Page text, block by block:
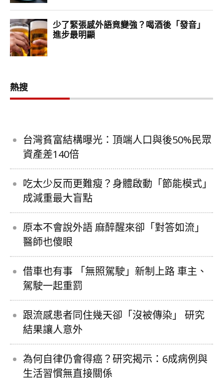
熱搜
台灣貧富結構曝光：頂端人口與後50%民眾
資產差140倍
吃太少反而更難瘦？身體啟動「節能模式」
成減重最大盲點
原本不會說外語 麻醉醒來卻「對答如流」
醫師也傻眼
借車也有事 「無照駕駛」新制上路 車主、
駕駛一起重罰
跟流感患者同住幾天卻「沒被傳染」 研究
結果讓人意外
為何自律仍會得癌？研究揭示：6成病例與
生活習慣無直接關係